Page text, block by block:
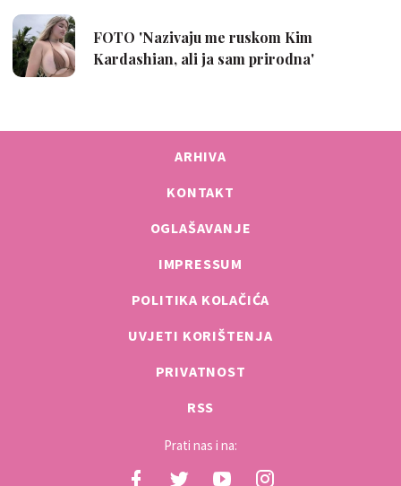
ARHIVA
KONTAKT
OGLAŠAVANJE
IMPRESSUM
POLITIKA KOLAČIĆA
UVJETI KORIŠTENJA
PRIVATNOST
RSS
Prati nas i na: